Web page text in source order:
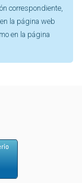
correspondiente,
la página web
en la página